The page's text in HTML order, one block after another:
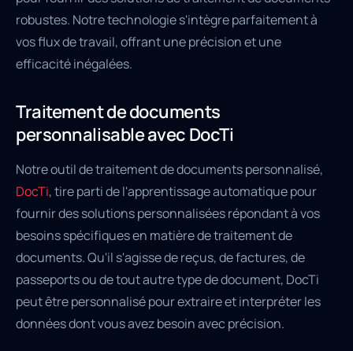
robustes. Notre technologie s'intègre parfaitement à
vos flux de travail, offrant une précision et une
efficacité inégalées.
Traitement de documents
personnalisable avec DocTi
Notre outil de traitement de documents personnalisé,
DocTi, tire parti de l'apprentissage automatique pour
fournir des solutions personnalisées répondant à vos
besoins spécifiques en matière de traitement de
documents. Qu'il s'agisse de reçus, de factures, de
passeports ou de tout autre type de document, DocTi
peut être personnalisé pour extraire et interpréter les
données dont vous avez besoin avec précision.